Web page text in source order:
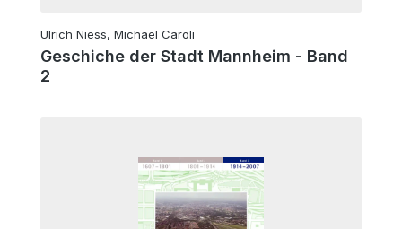
Ulrich Niess, Michael Caroli
Geschiche der Stadt Mannheim - Band
2